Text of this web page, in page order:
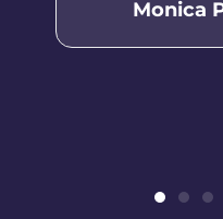
Monica